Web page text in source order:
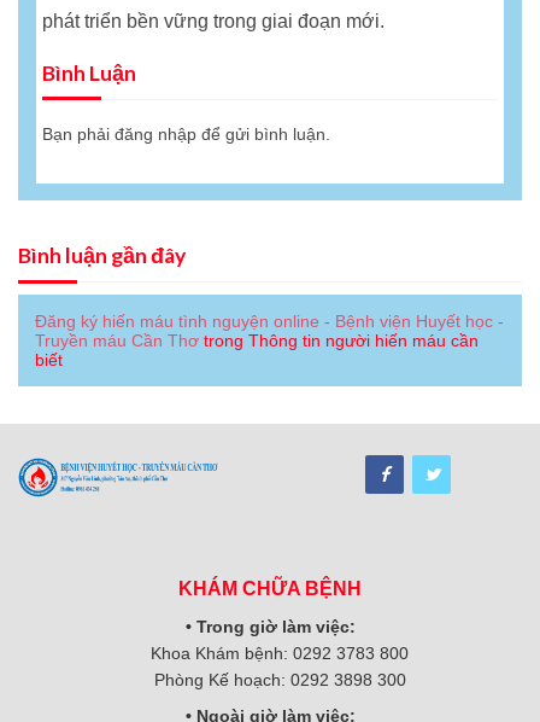
phát triển bền vững trong giai đoạn mới.
Bình Luận
Bạn phải đăng nhập để gửi bình luận.
Bình luận gần đây
Đăng ký hiến máu tình nguyện online - Bệnh viện Huyết học -
Truyền máu Cần Thơ trong Thông tin người hiến máu cần
biết
KHÁM CHỮA BỆNH
• Trong giờ làm việc:
Khoa Khám bệnh: 0292 3783 800
Phòng Kế hoạch: 0292 3898 300
• Ngoài giờ làm việc: